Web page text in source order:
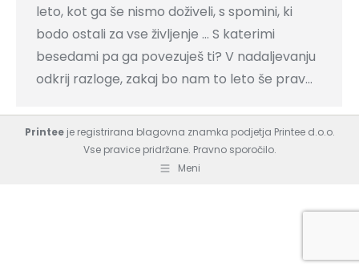
leto, kot ga še nismo doživeli, s spomini, ki
bodo ostali za vse življenje … S katerimi
besedami pa ga povezuješ ti? V nadaljevanju
odkrij razloge, zakaj bo nam to leto še prav…
Printeeje registrirana blagovna znamka podjetja Printee d.o.o.
Vse pravice pridržane. Pravno sporočilo.
Meni